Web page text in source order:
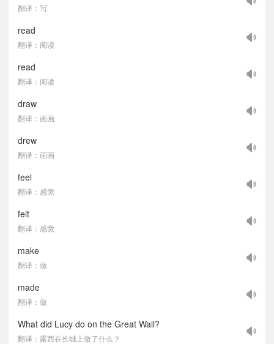
翻译：写
read
翻译：阅读
read
翻译：阅读
draw
翻译：画画
drew
翻译：画画
feel
翻译：感觉
felt
翻译：感觉
make
翻译：做
made
翻译：做
What did Lucy do on the Great Wall?
翻译：露西在长城上做了什么？